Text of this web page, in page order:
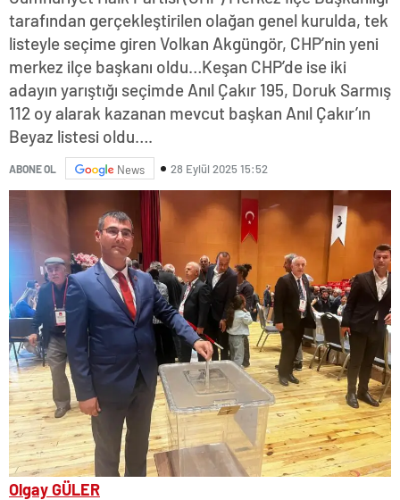
tarafından gerçekleştirilen olağan genel kurulda, tek
listeyle seçime giren Volkan Akgüngör, CHP’nin yeni
merkez ilçe başkanı oldu…Keşan CHP’de ise iki
adayın yarıştığı seçimde Anıl Çakır 195, Doruk Sarmış
112 oy alarak kazanan mevcut başkan Anıl Çakır’ın
Beyaz listesi oldu….
ABONE OL News 28 Eylül 2025 15:52
Olgay GÜLER